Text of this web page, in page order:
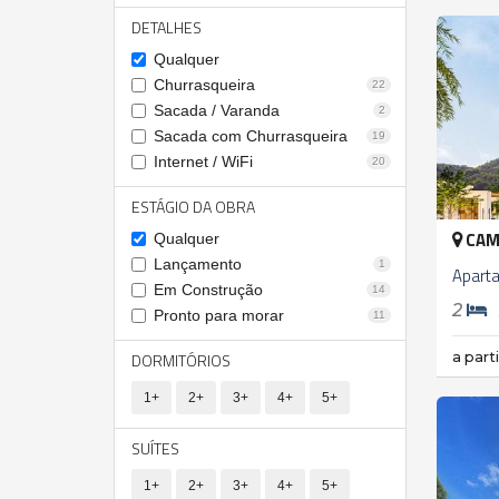
DETALHES
Qualquer
Churrasqueira
22
Sacada / Varanda 2
Sacada com Churrasqueira 19
Internet / WiFi 20
ESTÁGIO DA OBRA
Qualquer
Lançamento
1
Em Construção 14
Pronto para morar 11
DORMITÓRIOS
1+ 2+ 3+ 4+ 5+
SUÍTES
1+ 2+ 3+ 4+ 5+
2
a